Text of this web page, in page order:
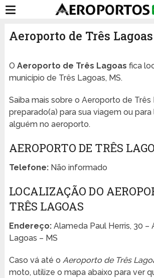
Aeroporto de Três Lagoas
O Aeroporto de Três Lagoas fica
município de Três Lagoas, MS.
Saiba mais sobre o Aeroporto de Três
preparado(a) para sua viagem ou
alguém no aeroporto.
AEROPORTO DE TRÊS
Telefone:Não informado
LOCALIZAÇÃO DO
TRÊS LAGOAS
Endereço:Alameda Paul Herris, 30 –
Lagoas – MS
Caso vá até o Aeroporto de Três
moto, utilize o mapa abaixo para ver